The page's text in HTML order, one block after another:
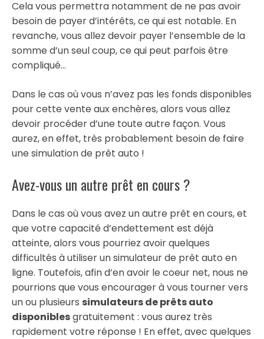
Cela vous permettra notamment de ne pas avoir
besoin de payer d’intérêts, ce qui est notable. En
revanche, vous allez devoir payer l’ensemble de la
somme d’un seul coup, ce qui peut parfois être
compliqué…
Dans le cas où vous n’avez pas les fonds disponibles
pour cette vente aux enchères, alors vous allez
devoir procéder d’une toute autre façon. Vous
aurez, en effet, très probablement besoin de faire
une simulation de prêt auto !
Avez-vous un autre prêt en cours ?
Dans le cas où vous avez un autre prêt en cours, et
que votre capacité d’endettement est déjà
atteinte, alors vous pourriez avoir quelques
difficultés à utiliser un simulateur de prêt auto en
ligne. Toutefois, afin d’en avoir le coeur net, nous ne
pourrions que vous encourager à vous tourner vers
un ou plusieurs simulateurs de prêts auto
disponiblesgratuitement : vous aurez très
rapidement votre réponse ! En effet, avec quelques